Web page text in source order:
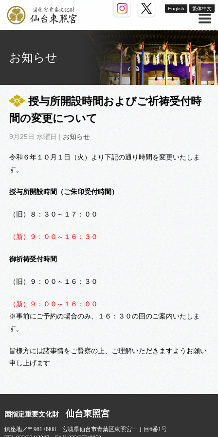
English 繁体中文
お知らせ
授与所開設時間およびご祈祷受付時
間の変更について
9月25日 水曜日 | お知らせ
令和６年１０月１日（火）より下記の通り時間を変更いたしま
す。
授与所開設時間（ご朱印受付時間）
（旧）８：３０～１７：００
（新）９：００～１６：３０
御祈祷受付時間
（旧）９：００～１６：３０
（新）９：００～１６：００
※事前にご予約の場合のみ、１６：３０の回のご案内いたしま
す。
皆様方には諸事情をご賢察の上、ご理解いただきますようお願い
申し上げます
国指定重要文化財 仙台東照宮
鎮座地／〒981-0908 宮城県仙台市青葉区東照宮一丁目6番1号